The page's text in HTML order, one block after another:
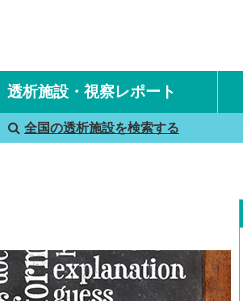
透析施設・視察レポート
国内旅行透析レポート
海外旅行透析レポート
全国の透析施設を検索する